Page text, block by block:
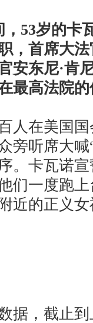
53岁的卡
，首席大
安东尼·肯
最高法院
在美国国
旁听席大
。卡瓦诺
们一度跑
近的正义
，截止到